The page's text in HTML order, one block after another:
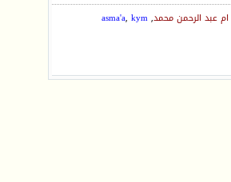
ام عبد الرحمن محمد,
asma'a, kym